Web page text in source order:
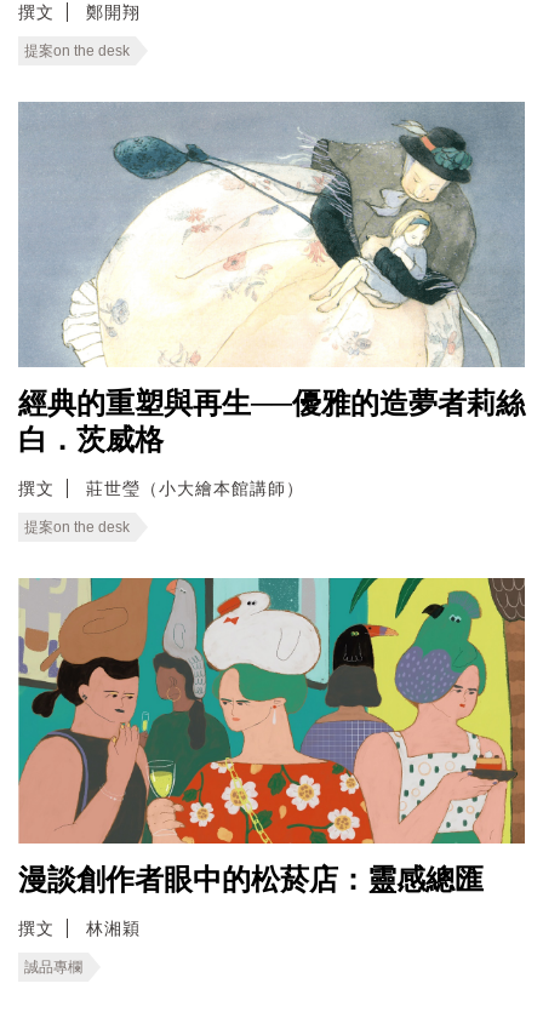
撰文 鄭開翔
提案on the desk
經典的重塑與再生──優雅的造夢者莉絲
白．茨威格
撰文 莊世瑩（小大繪本館講師）
提案on the desk
漫談創作者眼中的松菸店：靈感總匯
撰文 林湘穎
誠品專欄